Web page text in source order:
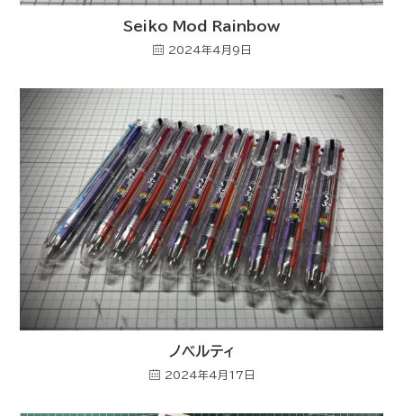
Seiko Mod Rainbow
2024年4月9日
ノベルティ
2024年4月17日